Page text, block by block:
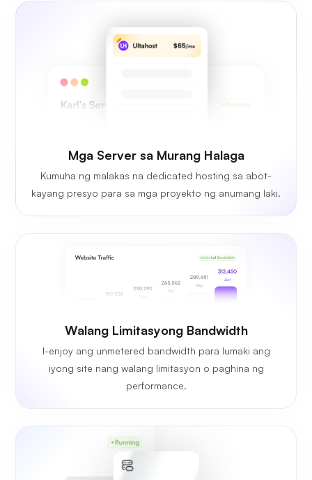
Mga Server sa Murang Halaga
Kumuha ng malakas na dedicated hosting sa abot-
kayang presyo para sa mga proyekto ng anumang laki.
Walang Limitasyong Bandwidth
I-enjoy ang unmetered bandwidth para lumaki ang
iyong site nang walang limitasyon o paghina ng
performance.